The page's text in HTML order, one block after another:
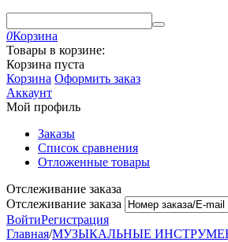
0Корзина
Товары в корзине:
Корзина пуста
Корзина Оформить заказ
Аккаунт
Мой профиль
Заказы
Список сравнения
Отложенные товары
Отслеживание заказа
Отслеживание заказа
ВойтиРегистрация
Главная/МУЗЫКАЛЬНЫЕ